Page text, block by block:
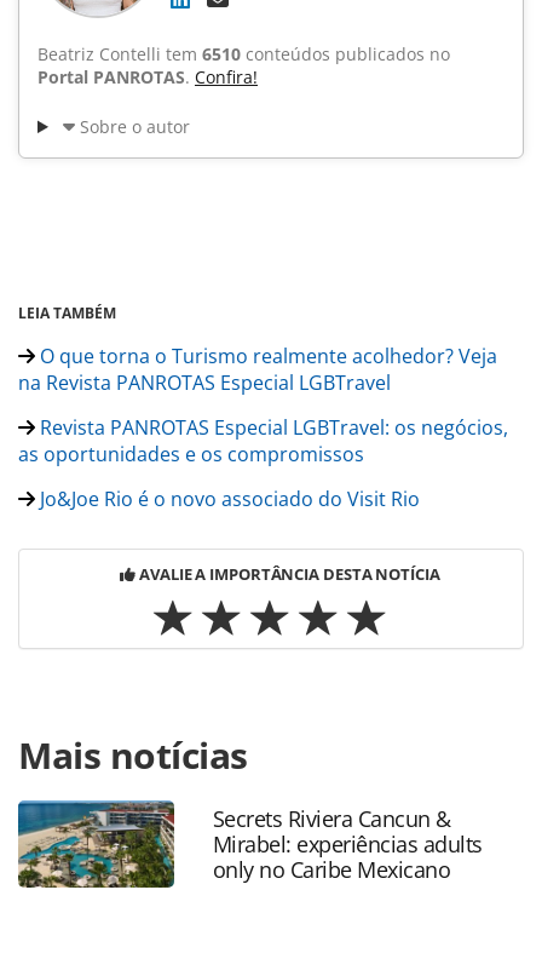
Beatriz Contelli tem 6510 conteúdos publicados no
Portal PANROTAS. Confira!
Sobre o autor
LEIA TAMBÉM
O que torna o Turismo realmente acolhedor? Veja
na Revista PANROTAS Especial LGBTravel
Revista PANROTAS Especial LGBTravel: os negócios,
as oportunidades e os compromissos
Jo&Joe Rio é o novo associado do Visit Rio
AVALIE A IMPORTÂNCIA DESTA NOTÍCIA
https://www.panrotas.com.br/hotelaria/inauguracoes/
inaugura-grand-mercure-sao-paulo-pinheiros-de-170-
apartamentos_230053.html ou as ferramentas oferecidas
na página. Todo o conteúdo produzido pela PANROTAS
Editora é protegido pela legislação brasileira sobre direito
autoral. Não reproduza o conteúdo sem autorização da
Mais notícias
Secrets Riviera Cancun &
Mirabel: experiências adults
only no Caribe Mexicano